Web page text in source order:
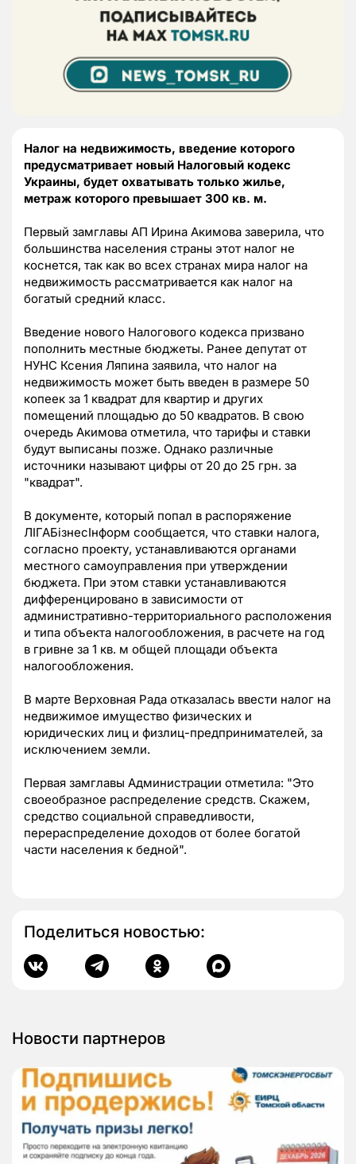
Налог на недвижимость, введение которого
предусматривает новый Налоговый кодекс
Украины, будет охватывать только жилье,
метраж которого превышает 300 кв. м.
Первый замглавы АП Ирина Акимова заверила, что
большинства населения страны этот налог не
коснется, так как во всех странах мира налог на
недвижимость рассматривается как налог на
богатый средний класс.
Введение нового Налогового кодекса призвано
пополнить местные бюджеты. Ранее депутат от
НУНС Ксения Ляпина заявила, что налог на
недвижимость может быть введен в размере 50
копеек за 1 квадрат для квартир и других
помещений площадью до 50 квадратов. В свою
очередь Акимова отметила, что тарифы и ставки
будут выписаны позже. Однако различные
источники называют цифры от 20 до 25 грн. за
"квадрат".
В документе, который попал в распоряжение
ЛІГАБізнесІнформ сообщается, что ставки налога,
согласно проекту, устанавливаются органами
местного самоуправления при утверждении
бюджета. При этом ставки устанавливаются
дифференцировано в зависимости от
административно-территориального расположения
и типа объекта налогообложения, в расчете на год
в гривне за 1 кв. м общей площади объекта
налогообложения.
В марте Верховная Рада отказалась ввести налог на
недвижимое имущество физических и
юридических лиц и физлиц-предпринимателей, за
исключением земли.
Первая замглавы Администрации отметила: "Это
своеобразное распределение средств. Скажем,
средство социальной справедливости,
перераспределение доходов от более богатой
части населения к бедной".
Поделиться новостью:
Новости партнеров